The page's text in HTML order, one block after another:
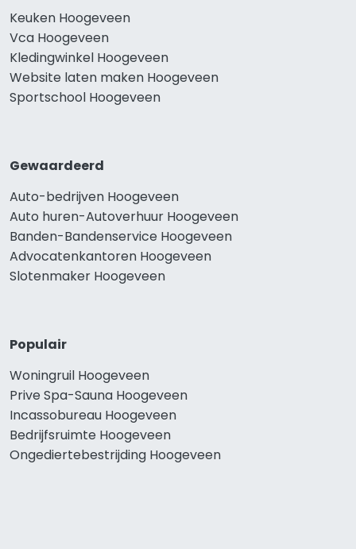
Keuken Hoogeveen
Vca Hoogeveen
Kledingwinkel Hoogeveen
Website laten maken Hoogeveen
Sportschool Hoogeveen
Gewaardeerd
Auto-bedrijven Hoogeveen
Auto huren-Autoverhuur Hoogeveen
Banden-Bandenservice Hoogeveen
Advocatenkantoren Hoogeveen
Slotenmaker Hoogeveen
Populair
Woningruil Hoogeveen
Prive Spa-Sauna Hoogeveen
Incassobureau Hoogeveen
Bedrijfsruimte Hoogeveen
Ongediertebestrijding Hoogeveen